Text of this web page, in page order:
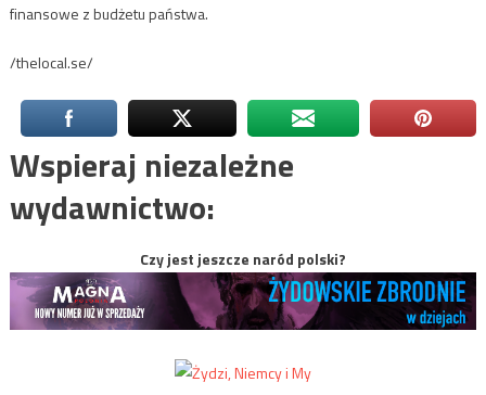
finansowe z budżetu państwa.
/thelocal.se/
Wspieraj niezależne
wydawnictwo:
Czy jest jeszcze naród polski?